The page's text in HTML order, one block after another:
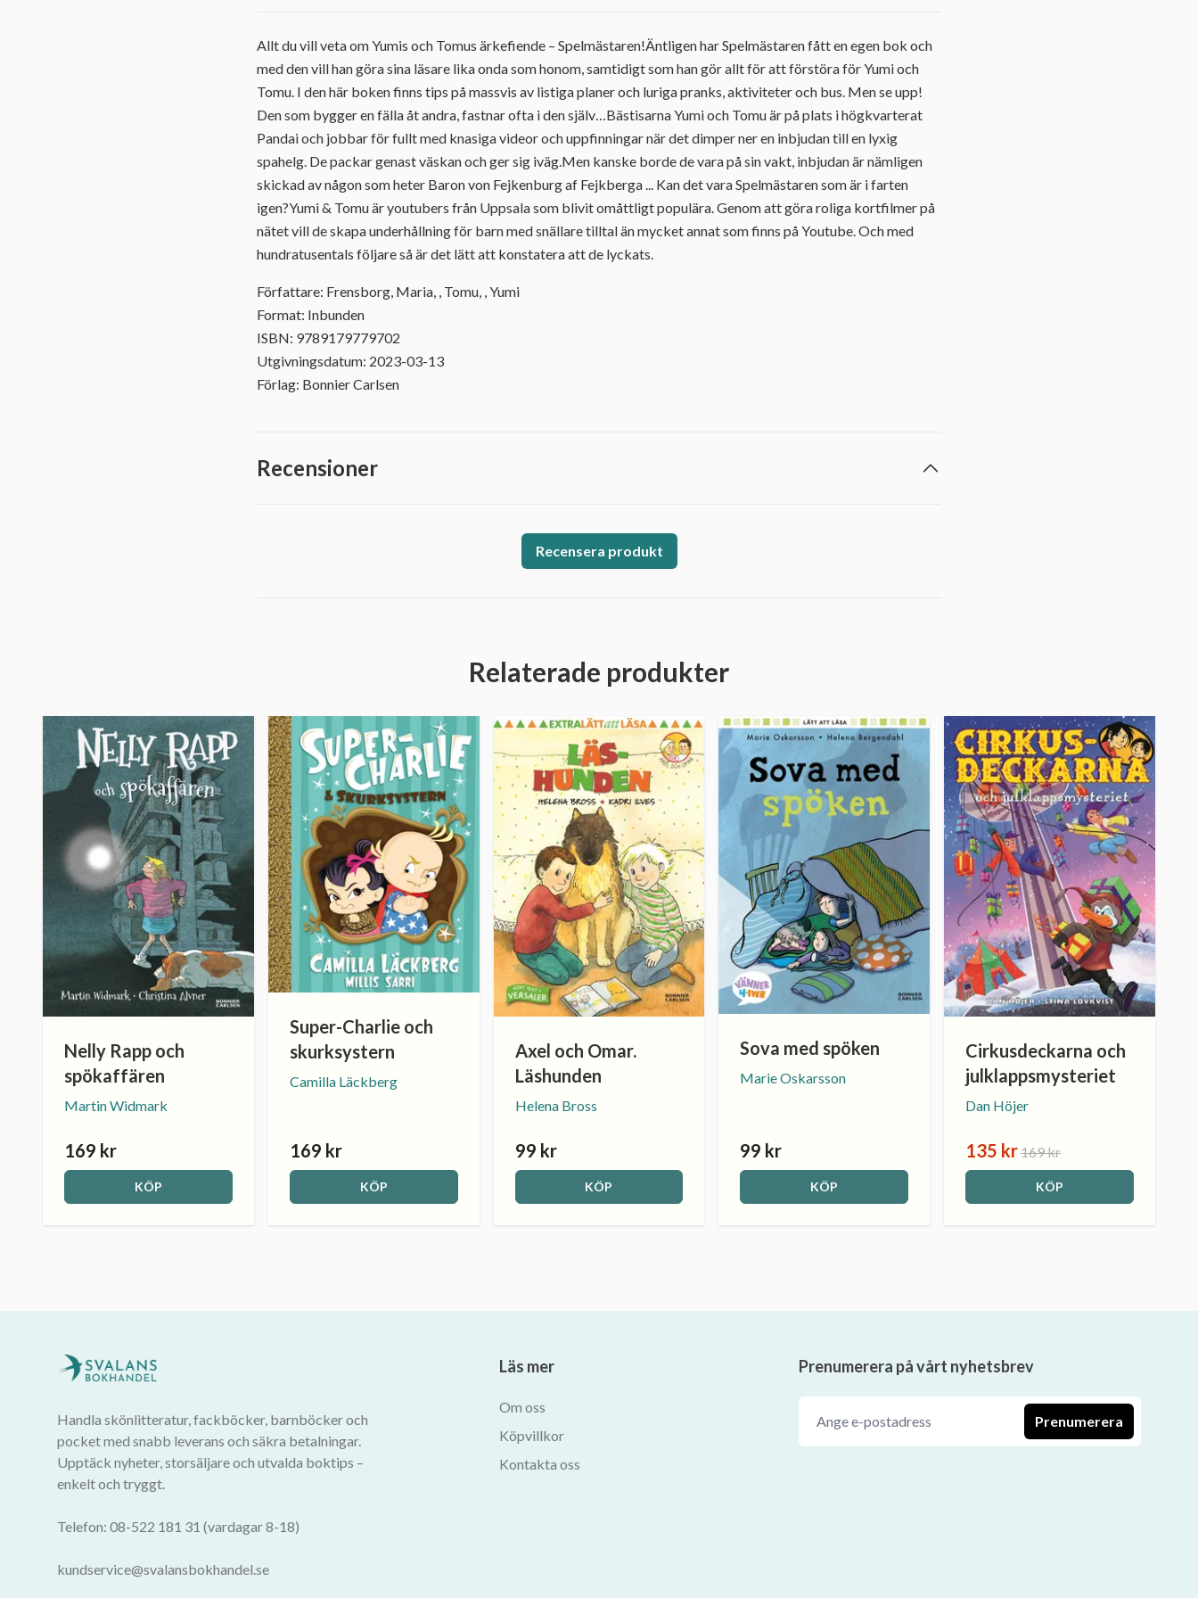
Allt du vill veta om Yumis och Tomus ärkefiende – Spelmästaren!Äntligen har Spelmästaren fått en egen bok och
med den vill han göra sina läsare lika onda som honom, samtidigt som han gör allt för att förstöra för Yumi och
Tomu. I den här boken finns tips på massvis av listiga planer och luriga pranks, aktiviteter och bus. Men se upp!
Den som bygger en fälla åt andra, fastnar ofta i den själv…Bästisarna Yumi och Tomu är på plats i högkvarterat
Pandai och jobbar för fullt med knasiga videor och uppfinningar när det dimper ner en inbjudan till en lyxig
spahelg. De packar genast väskan och ger sig iväg.Men kanske borde de vara på sin vakt, inbjudan är nämligen
skickad av någon som heter Baron von Fejkenburg af Fejkberga ... Kan det vara Spelmästaren som är i farten
igen?Yumi & Tomu är youtubers från Uppsala som blivit omåttligt populära. Genom att göra roliga kortfilmer på
nätet vill de skapa underhållning för barn med snällare tilltal än mycket annat som finns på Youtube. Och med
hundratusentals följare så är det lätt att konstatera att de lyckats.
Författare: Frensborg, Maria, , Tomu, , Yumi
Format: Inbunden
ISBN: 9789179779702
Utgivningsdatum: 2023-03-13
Förlag: Bonnier Carlsen
Recensioner
Recensera produkt
Relaterade produkter
Nelly Rapp och
spökaffären
Martin Widmark
169 kr
KÖP
Super-Charlie och
skurksystern
Camilla Läckberg
169 kr
KÖP
Axel och Omar.
Läshunden
Helena Bross
99 kr
KÖP
Sova med spöken
Marie Oskarsson
99 kr
KÖP
Cirkusdeckarna och
julklappsmysteriet
Dan Höjer
135 kr169 kr
KÖP
Handla skönlitteratur, fackböcker, barnböcker och
pocket med snabb leverans och säkra betalningar.
Upptäck nyheter, storsäljare och utvalda boktips –
enkelt och tryggt.
Telefon: 08-522 181 31 (vardagar 8-18)
kundservice@svalansbokhandel.se
Läs mer
Om oss
Köpvillkor
Kontakta oss
Prenumerera på vårt nyhetsbrev
Prenumerera